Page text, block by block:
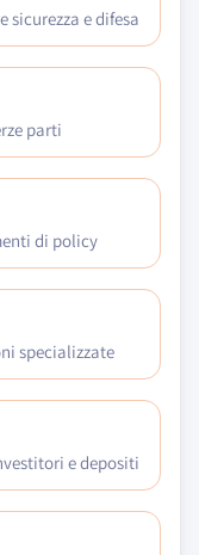
sicurezza e difesa
parti
di policy
specializzate
e depositi